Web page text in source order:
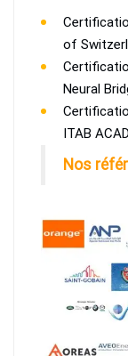
of
Neural
ITAB
Nos